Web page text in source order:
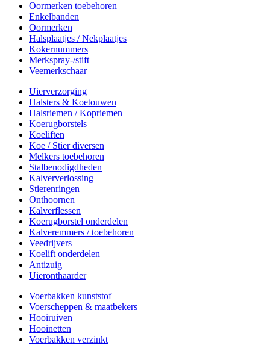
Oormerken toebehoren
Enkelbanden
Oormerken
Halsplaatjes / Nekplaatjes
Kokernummers
Merkspray-/stift
Veemerkschaar
Uierverzorging
Halsters & Koetouwen
Halsriemen / Kopriemen
Koerugborstels
Koeliften
Koe / Stier diversen
Melkers toebehoren
Stalbenodigdheden
Kalververlossing
Stierenringen
Onthoornen
Kalverflessen
Koerugborstel onderdelen
Kalveremmers / toebehoren
Veedrijvers
Koelift onderdelen
Antizuig
Uieronthaarder
Voerbakken kunststof
Voerscheppen & maatbekers
Hooiruiven
Hooinetten
Voerbakken verzinkt